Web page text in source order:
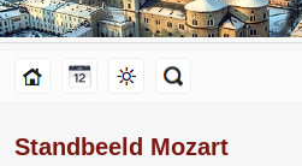
Standbeeld Mozart